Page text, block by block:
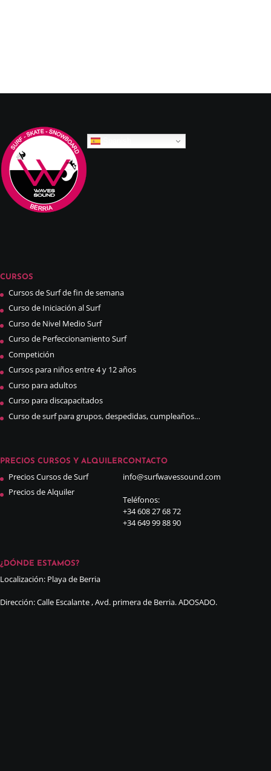
CURSOS
Cursos de Surf de fin de semana
Curso de Iniciación al Surf
Curso de Nivel Medio Surf
Curso de Perfeccionamiento Surf
Competición
Cursos para niños entre 4 y 12 años
Curso para adultos
Curso para discapacitados
Curso de surf para grupos, despedidas, cumpleaños…
PRECIOS CURSOS Y ALQUILER
Precios Cursos de Surf
Precios de Alquiler
CONTACTO
info@surfwavessound.com
Teléfonos:
+34 608 27 68 72
+34 649 99 88 90
¿DÓNDE ESTAMOS?
Localización: Playa de Berria
Dirección: Calle Escalante , Avd. primera de Berria. ADOSADO.